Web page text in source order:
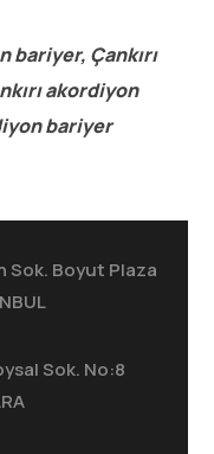
bariyer, Çankırı
akordiyon
bariyer
Sok. Boyut Plaza
Sok. No:8